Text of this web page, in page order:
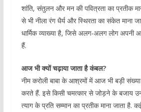
शांति, संतुलन और मन की पवित्रता का प्रतीक
से भी नीला रंग धैर्य और स्थिरता का संकेत माना
धार्मिक व्याख्या है, जिसे अलग-अलग लोग
हैं.
आज भी क्यों चढ़ाया जाता है कंबल?
नीम करोली बाबा के आश्रमों में आज भी बड़ी
करते हैं. इसे किसी चमत्कार से जोड़ने के बजाय
त्याग के प्रति सम्मान का प्रतीक माना जाता है.